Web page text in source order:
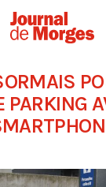
PARKING